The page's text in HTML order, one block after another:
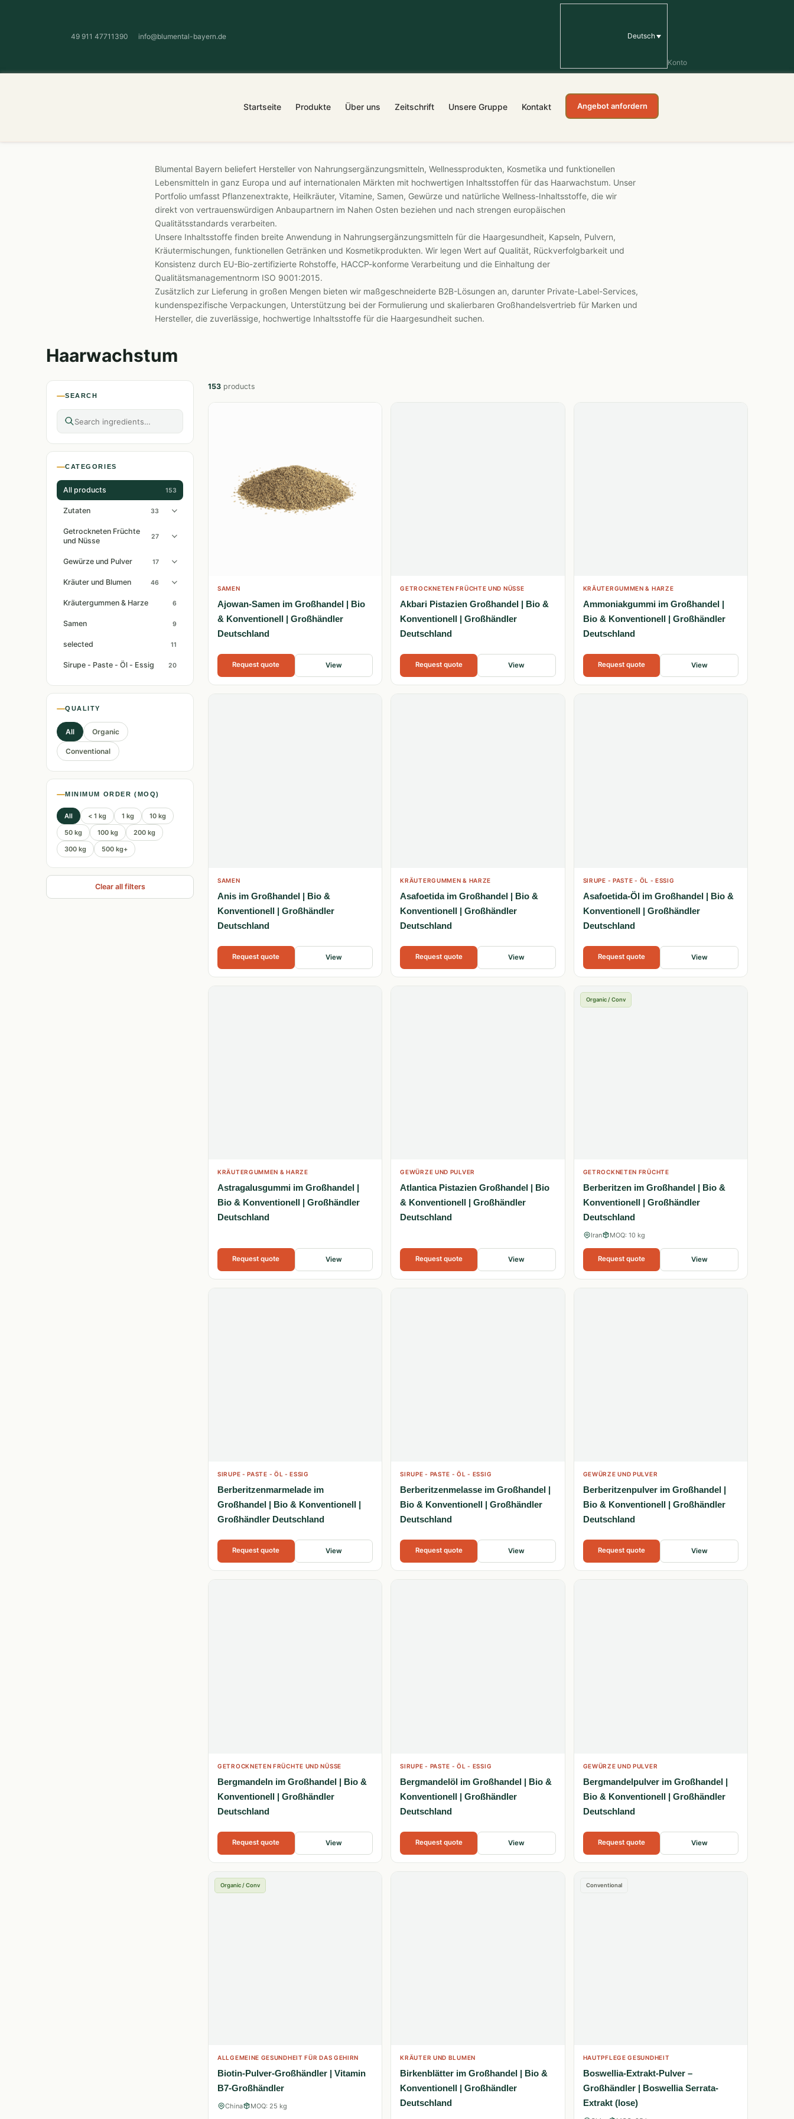
49 911 47711390 info@blumental-bayern.de
Konto
Deutsch
Startseite Produkte Über uns Zeitschrift Unsere Gruppe Kontakt Angebot anfordern
Blumental Bayern beliefert Hersteller von Nahrungsergänzungsmitteln, Wellnessprodukten, Kosmetika und funktionellen
Lebensmitteln in ganz Europa und auf internationalen Märkten mit hochwertigen Inhaltsstoffen für das Haarwachstum. Unser
Portfolio umfasst Pflanzenextrakte, Heilkräuter, Vitamine, Samen, Gewürze und natürliche Wellness-Inhaltsstoffe, die wir
direkt von vertrauenswürdigen Anbaupartnern im Nahen Osten beziehen und nach strengen europäischen
Qualitätsstandards verarbeiten.
Unsere Inhaltsstoffe finden breite Anwendung in Nahrungsergänzungsmitteln für die Haargesundheit, Kapseln, Pulvern,
Kräutermischungen, funktionellen Getränken und Kosmetikprodukten. Wir legen Wert auf Qualität, Rückverfolgbarkeit und
Konsistenz durch EU-Bio-zertifizierte Rohstoffe, HACCP-konforme Verarbeitung und die Einhaltung der
Qualitätsmanagementnorm ISO 9001:2015.
Zusätzlich zur Lieferung in großen Mengen bieten wir maßgeschneiderte B2B-Lösungen an, darunter Private-Label-Services,
kundenspezifische Verpackungen, Unterstützung bei der Formulierung und skalierbaren Großhandelsvertrieb für Marken und
Hersteller, die zuverlässige, hochwertige Inhaltsstoffe für die Haargesundheit suchen.
Haarwachstum
SEARCH
CATEGORIES
All products 153
Zutaten 33
Getrockneten Früchte
und Nüsse
27
Gewürze und Pulver 17
Kräuter und Blumen 46
Kräutergummen & Harze 6
Samen 9
selected 11
Sirupe - Paste - Öl - Essig 20
QUALITY
All Organic
Conventional
MINIMUM ORDER (MOQ)
All < 1 kg 1 kg
10 kg
50 kg
100 kg
200 kg
300 kg
500 kg+
Clear all filters
153 products
SAMEN
Ajowan-Samen im Großhandel | Bio
& Konventionell | Großhändler
Deutschland
Request quote View
GETROCKNETEN FRÜCHTE UND NÜSSE
Akbari Pistazien Großhandel | Bio &
Konventionell | Großhändler
Deutschland
Request quote View
KRÄUTERGUMMEN & HARZE
Ammoniakgummi im Großhandel |
Bio & Konventionell | Großhändler
Deutschland
Request quote View
SAMEN
Anis im Großhandel | Bio &
Konventionell | Großhändler
Deutschland
Request quote View
KRÄUTERGUMMEN & HARZE
Asafoetida im Großhandel | Bio &
Konventionell | Großhändler
Deutschland
Request quote View
SIRUPE - PASTE - ÖL - ESSIG
Asafoetida-Öl im Großhandel | Bio &
Konventionell | Großhändler
Deutschland
Request quote View
KRÄUTERGUMMEN & HARZE
Astragalusgummi im Großhandel |
Bio & Konventionell | Großhändler
Deutschland
Request quote View
GEWÜRZE UND PULVER
Atlantica Pistazien Großhandel | Bio
& Konventionell | Großhändler
Deutschland
Request quote View
Organic / Conv
GETROCKNETEN FRÜCHTE
Berberitzen im Großhandel | Bio &
Konventionell | Großhändler
Deutschland
Iran MOQ: 10 kg
Request quote View
SIRUPE - PASTE - ÖL - ESSIG
Berberitzenmarmelade im
Großhandel | Bio & Konventionell |
Großhändler Deutschland
Request quote View
SIRUPE - PASTE - ÖL - ESSIG
Berberitzenmelasse im Großhandel |
Bio & Konventionell | Großhändler
Deutschland
Request quote View
GEWÜRZE UND PULVER
Berberitzenpulver im Großhandel |
Bio & Konventionell | Großhändler
Deutschland
Request quote View
GETROCKNETEN FRÜCHTE UND NÜSSE
Bergmandeln im Großhandel | Bio &
Konventionell | Großhändler
Deutschland
Request quote View
SIRUPE - PASTE - ÖL - ESSIG
Bergmandelöl im Großhandel | Bio &
Konventionell | Großhändler
Deutschland
Request quote View
GEWÜRZE UND PULVER
Bergmandelpulver im Großhandel |
Bio & Konventionell | Großhändler
Deutschland
Request quote View
Organic / Conv
ALLGEMEINE GESUNDHEIT FÜR DAS GEHIRN
Biotin-Pulver-Großhändler | Vitamin
B7-Großhändler
China MOQ: 25 kg
KRÄUTER UND BLUMEN
Birkenblätter im Großhandel | Bio &
Konventionell | Großhändler
Deutschland
Conventional
HAUTPFLEGE GESUNDHEIT
Boswellia-Extrakt-Pulver –
Großhändler | Boswellia Serrata-
Extrakt (lose)